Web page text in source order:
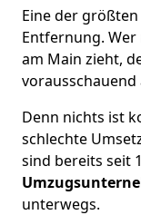
Eine der
Entfernung.
am Main zieht,
Denn nichts ist
schlechte
sind bereits seit
unterwegs.